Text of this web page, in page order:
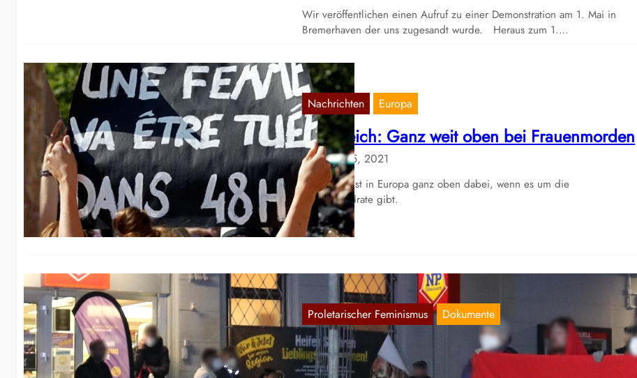
Wir veröffentlichen einen Aufruf zu einer Demonstration am 1. Mai in
Bremerhaven der uns zugesandt wurde. Heraus zum 1.…
Nachrichten Europa
Frankreich: Ganz weit oben bei Frauenmorden
März 25, 2021
Frankreich ist in Europa ganz oben dabei, wenn es um die
Frauenmordrate gibt.
Proletarischer Feminismus Dokumente
Bremerhaven: Demonstration zum 8. März
März 9, 2021